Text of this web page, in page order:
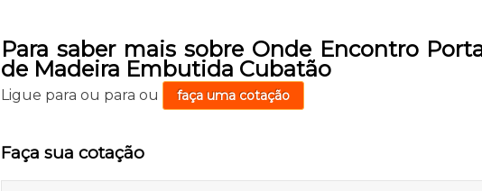
Para saber mais sobre Onde Encontro
de Madeira Embutida Cubatão
Ligue para ou para ou faça uma cotação
Faça sua cotação